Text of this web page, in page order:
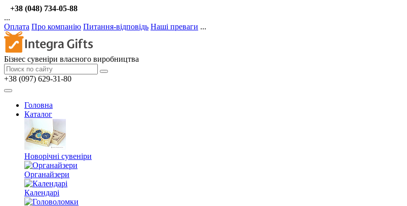
+38 (048) 734-05-88
...
Оплата Про компанію Питання-відповідь Наші преваги ...
Бізнес сувеніри власного виробництва
+38 (097) 629-31-80
Головна
Каталог
Новорічні сувеніри
Органайзери
Календарі